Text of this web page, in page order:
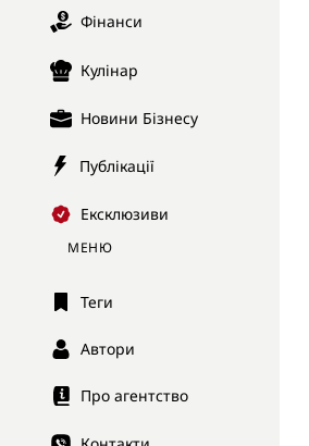
Фінанси
Кулінар
Новини Бізнесу
Публікації
Ексклюзиви
МЕНЮ
Теги
Автори
Про агентство